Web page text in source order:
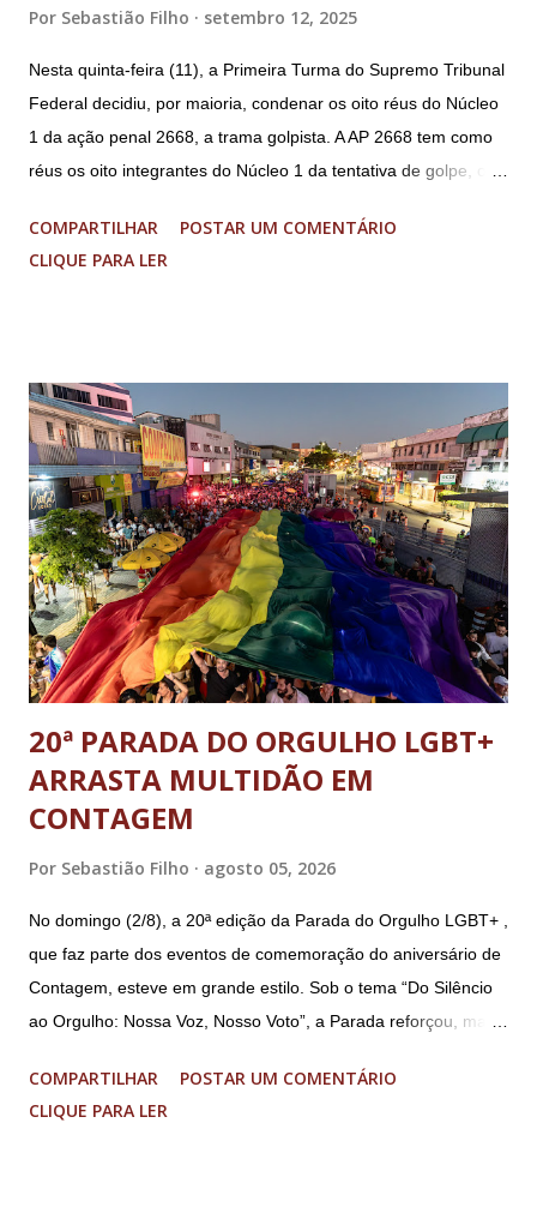
Por Sebastião Filho setembro 12, 2025
Nesta quinta-feira (11), a Primeira Turma do Supremo Tribunal
Federal decidiu, por maioria, condenar os oito réus do Núcleo
1 da ação penal 2668, a trama golpista. A AP 2668 tem como
réus os oito integrantes do Núcleo 1 da tentativa de golpe, ou
(PGR): o deputado federal Alexandre Ramagem, ex-diretor da
Agência Brasileira de Inteligência (Abin); o almirante Almir
Segurança Institucional (GSI); o tenente-coronel Mauro Cid,
ex-ajudante de ordens de Bolsonaro (réu-colaborador); o ex-
presidente da República Jair Bolsonaro; o general Paulo
Sérgio Nogueira, ex-ministro da Defesa; e o general da
reserva Walter Braga Netto, ex-ministro da Casa Civil e da
Defesa. A acusação envolveu os crimes de tentativa de
abolição violenta do Estado Democrático de Direito, golpe de
E...
COMPARTILHAR
POSTAR UM COMENTÁRIO
CLIQUE PARA LER
20ª PARADA DO ORGULHO LGBT+
ARRASTA MULTIDÃO EM
CONTAGEM
Por Sebastião Filho agosto 05, 2026
No domingo (2/8), a 20ª edição da Parada do Orgulho LGBT+ ,
que faz parte dos eventos de comemoração do aniversário de
Contagem, esteve em grande estilo. Sob o tema “Do Silêncio
ao Orgulho: Nossa Voz, Nosso Voto”, a Parada reforçou, mais
município. A concentração foi na Praça da Glória, que estava
preparada com um palco e contou com diversos shows,
COMPARTILHAR
POSTAR UM COMENTÁRIO
CLIQUE PARA LER